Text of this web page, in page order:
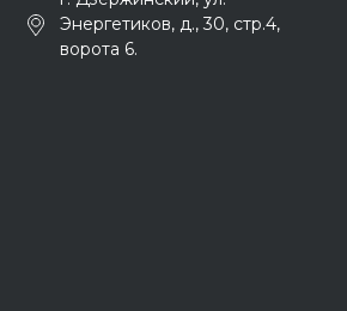
Энергетиков, д., 30, стр.4,
ворота 6.